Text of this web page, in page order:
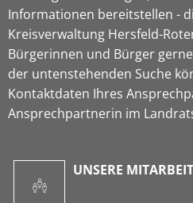
Informationen bereitstellen -
Kreisverwaltung Hersfeld-
Bürgerinnen und Bürger
der untenstehenden Suche
Kontaktdaten Ihres
Ansprechpartnerin im
UNSERE